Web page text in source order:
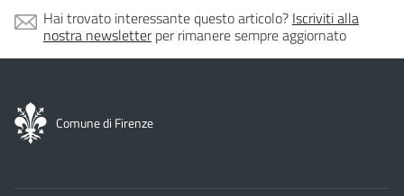
Hai trovato interessante questo articolo? Iscriviti alla
nostra newsletterper rimanere sempre aggiornato
Comune di Firenze